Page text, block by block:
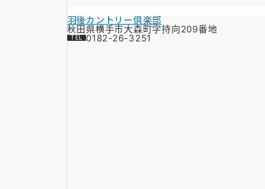
羽後カントリー倶楽部
秋田県横手市大森町字持向209番地
0182-26-3251